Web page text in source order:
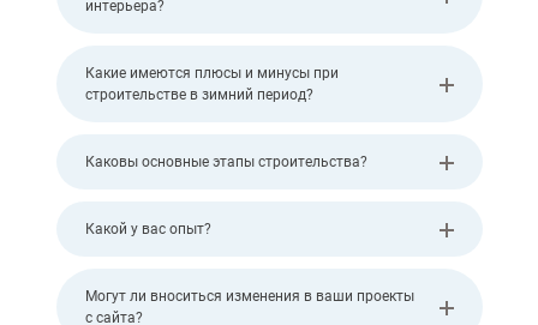
интерьера?
Какие имеются плюсы и минусы при
строительстве в зимний период?
Каковы основные этапы строительства?
Какой у вас опыт?
Могут ли вноситься изменения в ваши проекты
с сайта?